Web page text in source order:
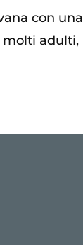
con una
molti adulti,